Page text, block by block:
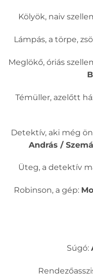
Kölyök, naiv
Lámpás, a törpe,
Meglökő, óriás
Témüller, azelőtt
Detektív, aki még
András /
Üteg, a detektív
Robinson, a gép:
Súgó: